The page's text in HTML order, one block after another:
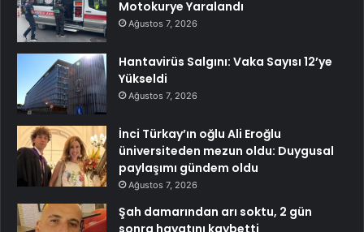
Motokurye Yaralandı
Ağustos 7, 2026
Hantavirüs Salgını: Vaka Sayısı 12’ye
Yükseldi
Ağustos 7, 2026
İnci Türkay’ın oğlu Ali Eroğlu
üniversiteden mezun oldu: Duygusal
paylaşımı gündem oldu
Ağustos 7, 2026
Şah damarından arı soktu, 2 gün
sonra hayatını kaybetti